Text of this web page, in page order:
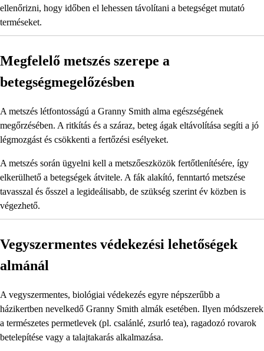
ellenőrizni, hogy időben el lehessen távolítani a betegséget mutató
terméseket.
Megfelelő metszés szerepe a
betegségmegelőzésben
A metszés létfontosságú a Granny Smith alma egészségének
megőrzésében. A ritkítás és a száraz, beteg ágak eltávolítása segíti a jó
légmozgást és csökkenti a fertőzési esélyeket.
A metszés során ügyelni kell a metszőeszközök fertőtlenítésére, így
elkerülhető a betegségek átvitele. A fák alakító, fenntartó metszése
tavasszal és ősszel a legideálisabb, de szükség szerint év közben is
végezhető.
Vegyszermentes védekezési lehetőségek
almánál
A vegyszermentes, biológiai védekezés egyre népszerűbb a
házikertben nevelkedő Granny Smith almák esetében. Ilyen módszerek
a természetes permetlevek (pl. csalánlé, zsurló tea), ragadozó rovarok
betelepítése vagy a talajtakarás alkalmazása.